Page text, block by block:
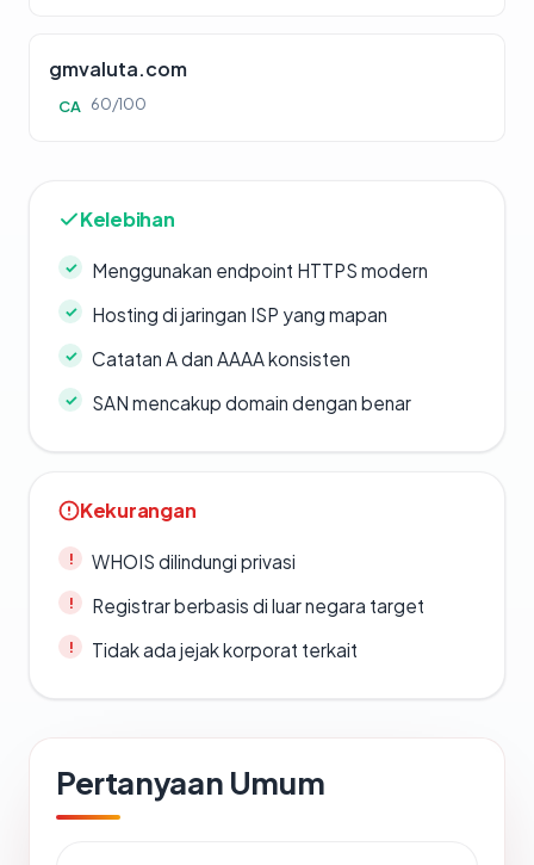
gmvaluta.com
CA 60/100
Kelebihan
Menggunakan endpoint HTTPS modern
Hosting di jaringan ISP yang mapan
Catatan A dan AAAA konsisten
SAN mencakup domain dengan benar
Kekurangan
WHOIS dilindungi privasi
Registrar berbasis di luar negara target
Tidak ada jejak korporat terkait
Pertanyaan Umum